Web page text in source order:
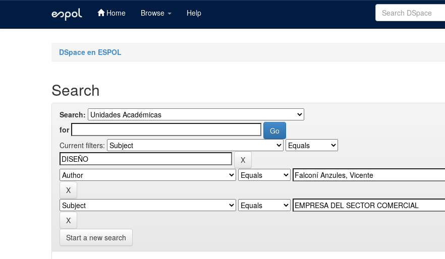
Home Browse Help
DSpace en ESPOL
Search
Search:
for
Current filters:
Start a new search